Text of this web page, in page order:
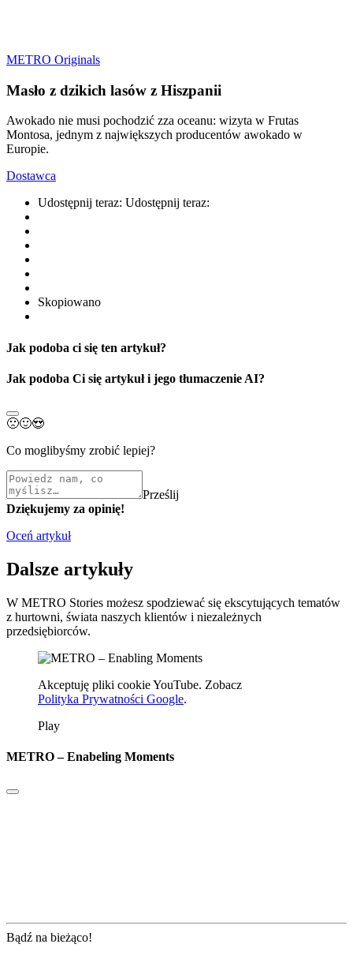
METRO Originals
Masło z dzikich lasów z Hiszpanii
Awokado nie musi pochodzić zza oceanu: wizyta w Frutas
Montosa, jednym z największych producentów awokado w
Europie.
Dostawca
Udostępnij teraz: Udostępnij teraz:
Skopiowano
Jak podoba ci się ten artykuł?
Jak podoba Ci się artykuł i jego tłumaczenie AI?
🙁🙂😍
Co moglibyśmy zrobić lepiej?
Prześlij
Dziękujemy za opinię!
Oceń artykuł
Dalsze artykuły
W METRO Stories możesz spodziewać się ekscytujących tematów
z hurtowni, świata naszych klientów i niezależnych
przedsiębiorców.
Akceptuję pliki cookie YouTube. Zobacz
Polityka Prywatności Google.
Play
METRO – Enabeling Moments
Bądź na bieżąco!